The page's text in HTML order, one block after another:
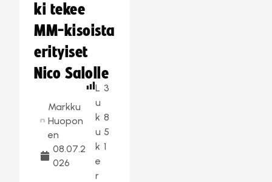
ki tekee
MM-kisoista
erityiset
Nico Salolle
Markku
Huopon
en
08.07.2
026
L
u
k
u
k
e
r
3
8
5
1